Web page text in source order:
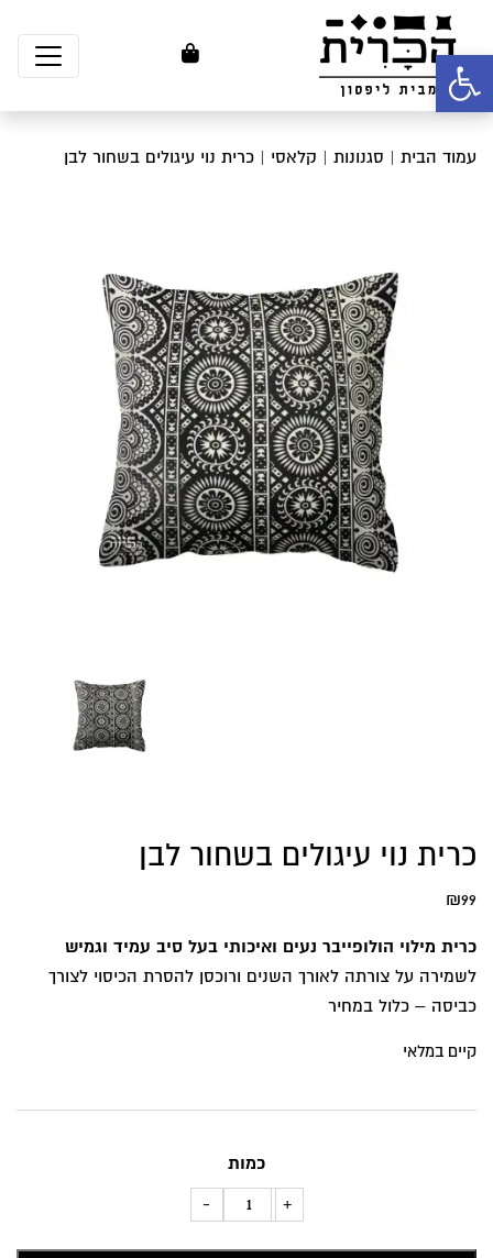
פתח סרגל נגישות
עמוד הבית | סגנונות | קלאסי | כרית נוי עיגולים בשחור לבן
כרית נוי עיגולים בשחור לבן
₪99
כרית מילוי הולופייבר נעים ואיכותי בעל סיב עמיד וגמיש
לשמירה על צורתה לאורך השנים ורוכסן להסרת הכיסוי לצורך
כביסה – כלול במחיר
קיים במלאי
כמות
+
כמות
-